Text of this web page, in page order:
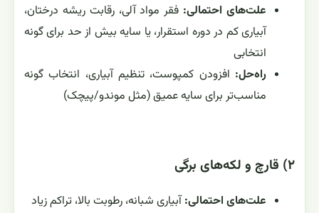
علت‌های احتمالی: فقر مواد آلی، رقابت ریشه درختان،
آبیاری کم در دوره استقرار، یا سایه بیش از حد برای گونه
انتخابی
راه‌حل: افزودن کمپوست، تنظیم آبیاری، انتخاب گونه
مناسب‌تر برای سایه عمیق (مثل موندو/پیچک)
۲) قارچ و لکه‌های برگی
علت‌های احتمالی:آبیاری شبانه، رطوبت بالا، تراکم زیاد